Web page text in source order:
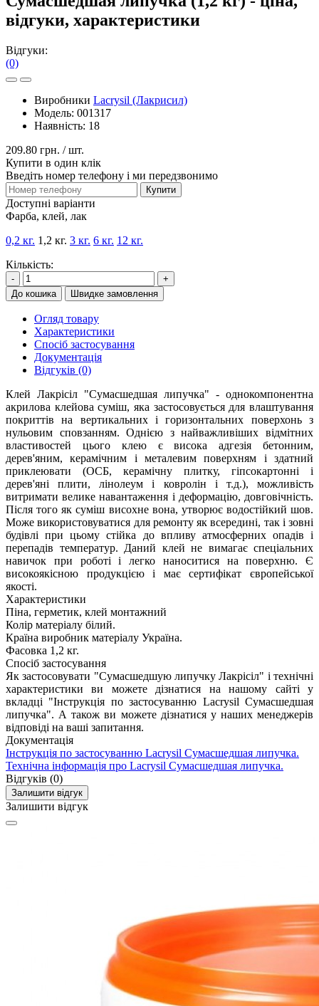
відгуки, характеристики
Відгуки:
(0)
Виробники Lacrysil (Лакрисил)
Модель: 001317
Наявність: 18
209.80 грн. / шт.
Купити в один клік
Введіть номер телефону і ми передзвонимо
Купити
Доступні варіанти
Фарба, клей, лак
0,2 кг. 1,2 кг. 3 кг. 6 кг. 12 кг.
Кількість:
-
+
До кошика
Швидке замовлення
Огляд товару
Характеристики
Спосіб застосування
Документація
Відгуків (0)
Клей Лакрісіл "Сумасшедшая липучка" - однокомпонентна
акрилова клейова суміш, яка застосовується для влаштування
покриттів на вертикальних і горизонтальних поверхонь з
нульовим сповзанням. Однією з найважливіших відмітних
властивостей цього клею є висока адгезія бетонним,
дерев'яним, керамічним і металевим поверхням і здатний
приклеювати (ОСБ, керамічну плитку, гіпсокартонні і
дерев'яні плити, лінолеум і ковролін і т.д.), можливість
витримати велике навантаження і деформацію, довговічність.
Після того як суміш висохне вона, утворює водостійкий шов.
Може використовуватися для ремонту як всередині, так і зовні
будівлі при цьому стійка до впливу атмосферних опадів і
перепадів температур. Даний клей не вимагає спеціальних
навичок при роботі і легко наноситися на поверхню. Є
високоякісною продукцією і має сертифікат європейської
якості.
Характеристики
Піна, герметик, клей монтажний
Колір матеріалу білий.
Країна виробник матеріалу Україна.
Фасовка 1,2 кг.
Спосіб застосування
Як застосовувати "Сумасшедшую липучку Лакрісіл" і технічні
характеристики ви можете дізнатися на нашому сайті у
вкладці "Інструкція по застосуванню Lacrysil Сумасшедшая
липучка". А також ви можете дізнатися у наших менеджерів
відповіді на ваші запитання.
Документація
Інструкція по застосуванню Lacrysil Сумасшедшая липучка.
Технічна інформація про Lacrysil Сумасшедшая липучка.
Відгуків (0)
Залишити відгук
Залишити відгук